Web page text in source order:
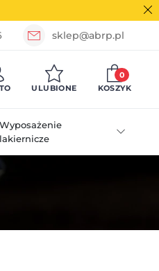
sklep@abrp.pl
ULUBIONE KOSZYK
0
Wyposażenie
lakiernicze